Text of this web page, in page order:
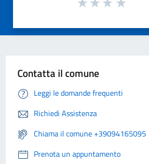
Contatta il comune
Leggi le domande frequenti
Richiedi Assistenza
Chiama il comune +39094165095
Prenota un appuntamento